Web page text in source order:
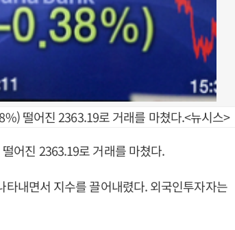
떨어진 2363.19로 거래를 마쳤다.<뉴시스>
어진 2363.19로 거래를 마쳤다.
내면서 지수를 끌어내렸다. 외국인투자자는